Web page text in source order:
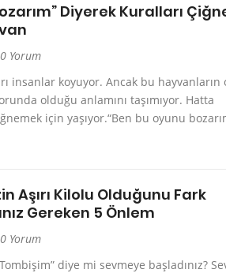
Diyerek Kuralları
0 Yorum
insanlar koyuyor. Ancak bu hayvanların
olduğu anlamını taşımıyor. Hatta
için yaşıyor.“Ben bu oyunu
Aşırı Kilolu Olduğunu Fark
Gereken 5 Önlem
0 Yorum
diye mi sevmeye başladınız?